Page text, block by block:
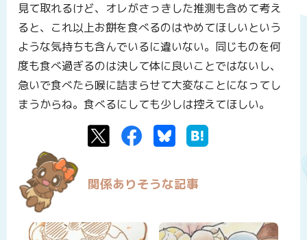
見て取れるけど、オレがさっきした推測も含めて考え
ると、これ以上お餅を食べるのはやめてほしいという
ような気持ちも含んでいるに違いない。同じものを何
度も食べ過ぎるのは決して体に良いことではないし、
急いで食べたら喉に詰まらせて大変なことになってし
まうからね。食べるにしても少しは控えてほしい。
TwitterFacebookBluesky
関係ありそうな記事